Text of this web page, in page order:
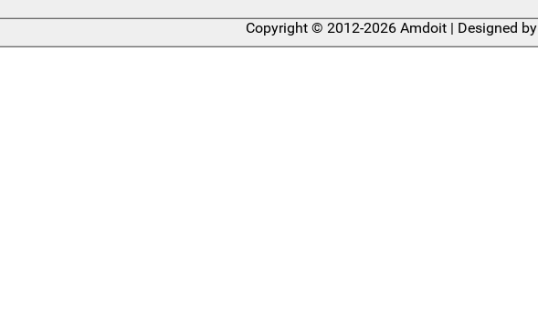
Copyright © 2012-2026 Amdoit | Designed by